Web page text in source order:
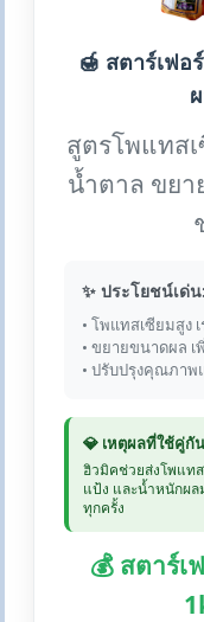
🍯 สตาร์เฟอ
สูตรโพแทสเ
น้ำตาล ขยา
✨ ประโยชน์เด่น:
• โพแทสเซียมสูง
• ขยายขนาดผล
• ปรับปรุงคุณภาพ
💎 เหตุผลที่ใช้คู่กั
ฮิวมิคช่วยส่งโพแท
แป้ง และน้ำหนักผ
ทุกครั้ง
💰 สตาร์